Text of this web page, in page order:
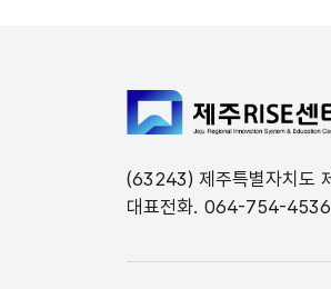
(63243) 제주특별자치도
대표전화. 064-754-4536